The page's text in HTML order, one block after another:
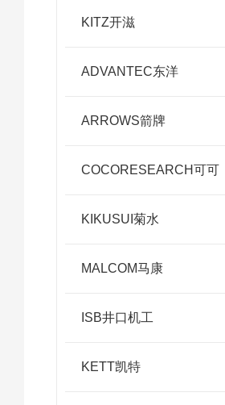
KITZ开滋
ADVANTEC东洋
ARROWS箭牌
COCORESEARCH可可
KIKUSUI菊水
MALCOM马康
ISB井口机工
KETT凯特